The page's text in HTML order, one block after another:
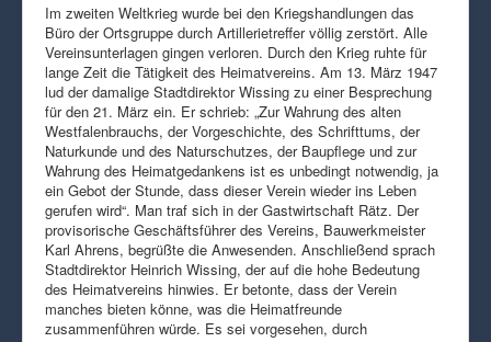
Im zweiten Weltkrieg wurde bei den Kriegshandlungen das
Büro der Ortsgruppe durch Artillerietreffer völlig zerstört. Alle
Vereinsunterlagen gingen verloren. Durch den Krieg ruhte für
lange Zeit die Tätigkeit des Heimatvereins. Am 13. März 1947
lud der damalige Stadtdirektor Wissing zu einer Besprechung
für den 21. März ein. Er schrieb: „Zur Wahrung des alten
Westfalenbrauchs, der Vorgeschichte, des Schrifttums, der
Naturkunde und des Naturschutzes, der Baupflege und zur
Wahrung des Heimatgedankens ist es unbedingt notwendig, ja
ein Gebot der Stunde, dass dieser Verein wieder ins Leben
gerufen wird“. Man traf sich in der Gastwirtschaft Rätz. Der
provisorische Geschäftsführer des Vereins, Bauwerkmeister
Karl Ahrens, begrüßte die Anwesenden. Anschließend sprach
Stadtdirektor Heinrich Wissing, der auf die hohe Bedeutung
des Heimatvereins hinwies. Er betonte, dass der Verein
manches bieten könne, was die Heimatfreunde
zusammenführen würde. Es sei vorgesehen, durch